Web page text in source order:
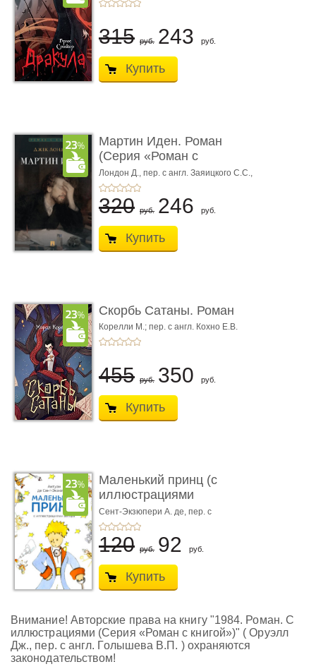
315 руб. 243 руб.
Купить
Мартин Иден. Роман
(Серия «Роман с
книгой»)
Лондон Д., пер. с англ. Заяицкого С.С.,
худож. Романова Е.А.
320 руб. 246 руб.
Купить
Скорбь Сатаны. Роман
Корелли М.; пер. с англ. Кохно Е.В.
455 руб. 350 руб.
Купить
Маленький принц (с
иллюстрациями
автора)
Сент-Экзюпери А. де, пер. с
франц. Норы Галь
120 руб. 92 руб.
Купить
Внимание! Авторские права на книгу "1984. Роман. С
иллюстрациями (Серия «Роман с книгой»)" ( Оруэлл
Дж., пер. с англ. Голышева В.П. ) охраняются
законодательством!